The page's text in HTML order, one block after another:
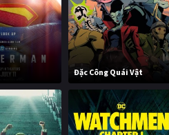
Đặc Công Quái Vật